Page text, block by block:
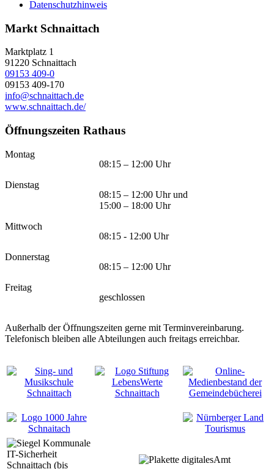
Datenschutzhinweis
Markt Schnaittach
Marktplatz 1
91220 Schnaittach
09153 409-0
09153 409-170
info@schnaittach.de
www.schnaittach.de/
Öffnungszeiten Rathaus
Montag
08:15 – 12:00 Uhr
Dienstag
08:15 – 12:00 Uhr und
15:00 – 18:00 Uhr
Mittwoch
08:15 - 12:00 Uhr
Donnerstag
08:15 – 12:00 Uhr
Freitag
geschlossen
Außerhalb der Öffnungszeiten gerne mit Terminvereinbarung.
Telefonisch bleiben alle Abteilungen auch freitags erreichbar.